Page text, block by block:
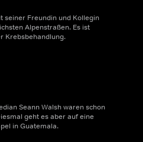
seiner Freundin und Kollegin
Alpenstraßen. Es ist
Krebsbehandlung.
Seann Walsh waren schon
geht es aber auf eine
in Guatemala.